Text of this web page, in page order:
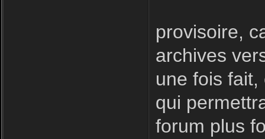
provisoire,
archives
une fois
qui
forum plus